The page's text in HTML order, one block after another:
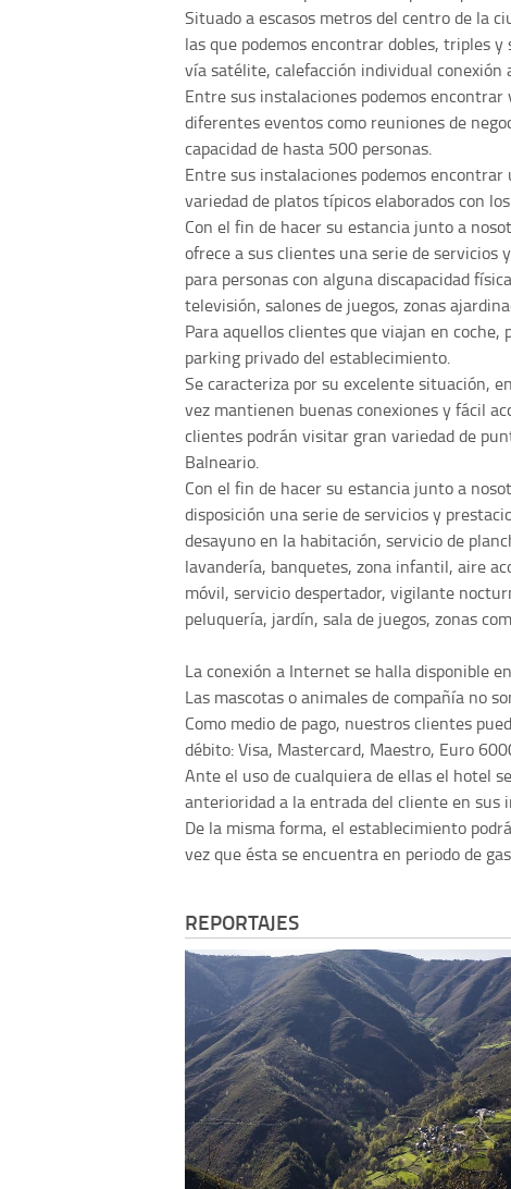
Situado a escasos metros del centro de la
las que podemos encontrar dobles, triples
vía satélite, calefacción individual
Entre sus instalaciones podemos
diferentes eventos como reuniones de
capacidad de hasta 500 personas.
Entre sus instalaciones podemos
variedad de platos típicos elaborados con
Con el fin de hacer su estancia junto a
ofrece a sus clientes una serie de servicios
para personas con alguna discapacidad
televisión, salones de juegos, zonas
Para aquellos clientes que viajan en
parking privado del establecimiento.
Se caracteriza por su excelente situación,
vez mantienen buenas conexiones y fácil
clientes podrán visitar gran variedad de
Balneario.
Con el fin de hacer su estancia junto a
disposición una serie de servicios y
desayuno en la habitación, servicio de
lavandería, banquetes, zona infantil, aire
móvil, servicio despertador, vigilante
peluquería, jardín, sala de juegos, zonas
La conexión a Internet se halla disponible
Las mascotas o animales de compañía no
Como medio de pago, nuestros clientes
débito: Visa, Mastercard, Maestro, Euro
Ante el uso de cualquiera de ellas el hotel
anterioridad a la entrada del cliente en sus
De la misma forma, el establecimiento
vez que ésta se encuentra en periodo de
REPORTAJES